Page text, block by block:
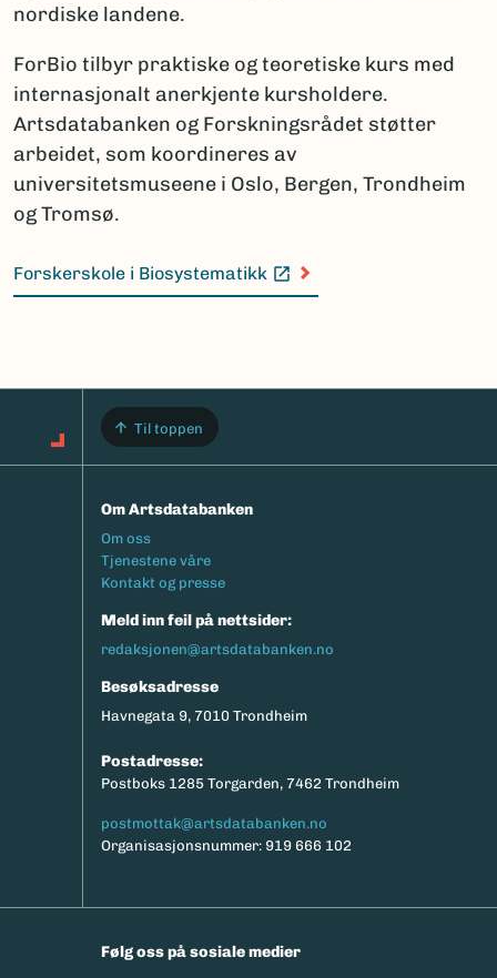
nordiske landene.
ForBio tilbyr praktiske og teoretiske kurs med
internasjonalt anerkjente kursholdere.
Artsdatabanken og Forskningsrådet støtter
arbeidet, som koordineres av
universitetsmuseene i Oslo, Bergen, Trondheim
og Tromsø.
Forskerskole i Biosystematikk
(Ekstern lenke)
Til toppen
Om Artsdatabanken
Footermeny
Om oss
Tjenestene våre
Kontakt og presse
Meld inn feil på nettsider:
redaksjonen@artsdatabanken.no
Besøksadresse
Havnegata 9, 7010 Trondheim
Postadresse:
Postboks 1285 Torgarden, 7462 Trondheim
postmottak@artsdatabanken.no
Organisasjonsnummer: 919 666 102
Følg oss på sosiale medier